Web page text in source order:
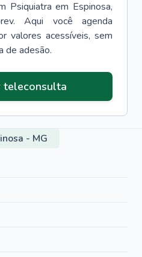
Psiquiatra em Espinosa,
Aqui você agenda
valores acessíveis, sem
de adesão.
teleconsulta
- MG